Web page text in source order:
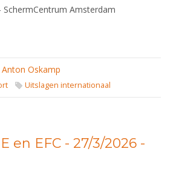
Amsterdam
Anton Oskamp
Uitslagen internationaal
en EFC - 27/3/2026 -